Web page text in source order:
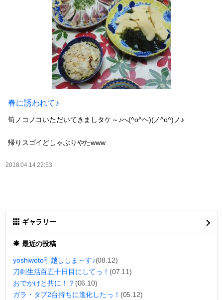
春に誘われて♪
筍ノコノコいただいてきましタケ～♪へ(^o^ヘ)(ノ^o^)ノ♪
帰りスゴイどしゃぶりやたwww
2018.04.14 22:53
ギャラリー
最近の投稿
yoshiwoto引越ししま～す♪(08.12)
刀剣生活百五十日目にしてっ！ (07.11)
おでかけと共に！？ (06.10)
ガラ・タブ2台持ちに進化したっ！ (05.12)